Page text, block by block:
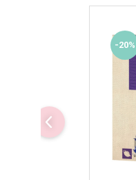
Vitamine si minerale
-20%